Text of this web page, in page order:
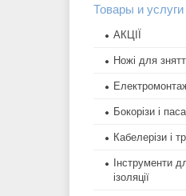
Товары и услуги
АКЦІЇ
Ножі для
Бокорізи і
Кабелерізи і
Інструменти
ізоляції